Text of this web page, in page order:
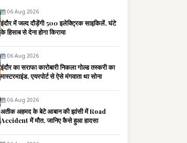
06 Aug 2026
इंदौर में जल्द दौड़ेंगी 500 इलेक्ट्रिक साइकिलें, घंटे
के हिसाब से देना होगा किराया
06 Aug 2026
इंदौर का सराफा कारोबारी निकला गोल्ड तस्करी का
मास्टरमाइंड, एयरपोर्ट से ऐसे मंगवाता था सोना
06 Aug 2026
अतीक अहमद के बेटे आबान की झांसी में Road
Accident में मौत, जानिए कैसे हुआ हादसा